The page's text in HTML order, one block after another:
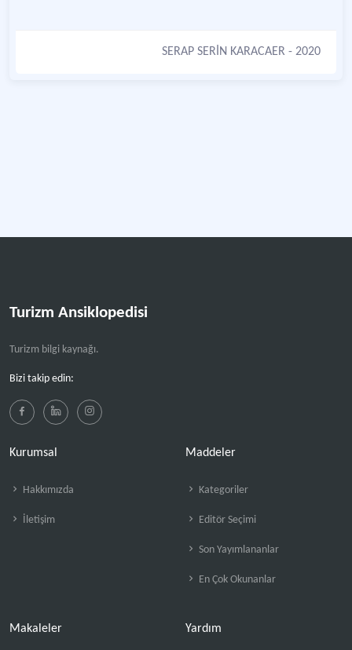
SERAP SERİN KARACAER - 2020
Turizm Ansiklopedisi
Turizm bilgi kaynağı.
Bizi takip edin:
Kurumsal
Hakkımızda
İletişim
Maddeler
Kategoriler
Editör Seçimi
Son Yayımlananlar
En Çok Okunanlar
Makaleler Yardım